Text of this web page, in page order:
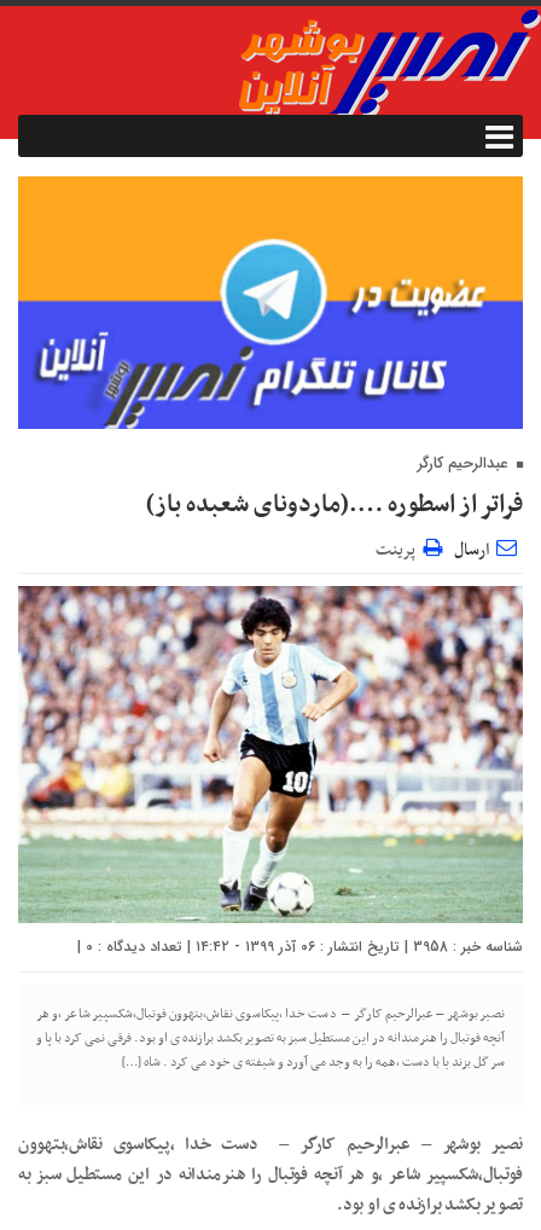
عبدالرحیم کارگر
فراتر از اسطوره ….(ماردونای شعبده باز)
ارسال پرینت
شناسه خبر : 3958 | تاریخ انتشار : ۰۶ آذر ۱۳۹۹ - ۱۴:۴۲ | تعداد دیدگاه : 0
|
نصیر بوشهر – عبرالرحیم کارگر – دست خدا ،پیکاسوی نقاش،بتهوون فوتبال،شکسپیر شاعر ،و هر
آنچه فوتبال را هنرمندانه در این مستطیل سبز به تصویر بکشد برازنده ی او بود. فرقی نمی کرد با پا و
سر گل بزند یا با دست ،همه را به وجد می آورد و شیفته ی خود می کرد . شاه […]
نصیر بوشهر – عبرالرحیم کارگر – دست خدا ،پیکاسوی نقاش،بتهوون
فوتبال،شکسپیر شاعر ،و هر آنچه فوتبال را هنرمندانه در این مستطیل سبز به
تصویر بکشد برازنده ی او بود.